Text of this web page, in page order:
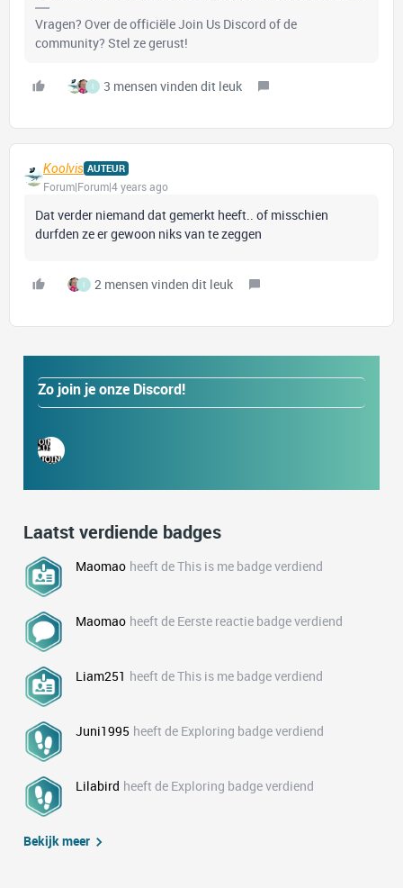
Vragen? Over de officiële Join Us Discord of de
community? Stel ze gerust!
I 3 mensen vinden dit leuk
Koolvis AUTEUR
Forum|Forum|4 years ago
Dat verder niemand dat gemerkt heeft.. of misschien
durfden ze er gewoon niks van te zeggen
I 2 mensen vinden dit leuk
Zo join je onze Discord!
Laatst verdiende badges
Maomao heeft de This is me badge verdiend
Maomao heeft de Eerste reactie badge verdiend
Liam251 heeft de This is me badge verdiend
Juni1995 heeft de Exploring badge verdiend
Lilabird heeft de Exploring badge verdiend
Bekijk meer